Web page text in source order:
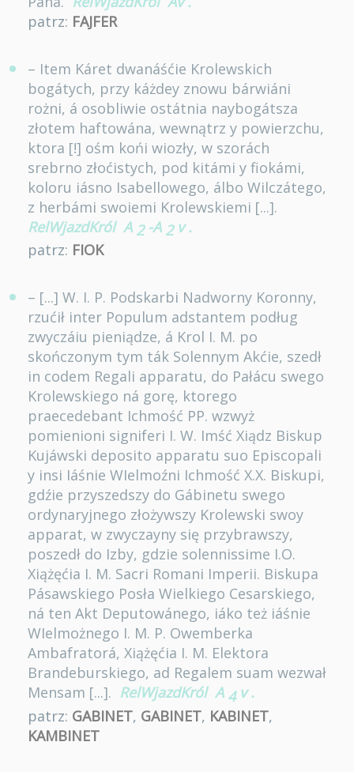
patrz: FAJFER
– Item Káret dwanáśćie Krolewskich
bogátych, przy káżdey znowu bárwiáni
rożni, á osobliwie ostátnia naybogátsza
złotem haftowána, wewnątrz y powierzchu,
ktora [!] ośm końi wiozły, w szorách
srebrno złoćistych, pod kitámi y fiokámi,
koloru iásno Isabellowego, álbo Wilczátego,
z herbámi swoiemi Krolewskiemi [...].
RelWjazdKról A 2 -A 2 v .
patrz: FIOK
– [...] W. I. P. Podskarbi Nadworny Koronny,
rzućił inter Populum adstantem podług
zwyczáiu pieniądze, á Krol I. M. po
skończonym tym ták Solennym Akćie, szedł
in codem Regali apparatu, do Pałácu swego
Krolewskiego ná gorę, ktorego
praecedebant Ichmość PP. wzwyż
pomienioni signiferi I. W. Imść Xiądz Biskup
Kujáwski deposito apparatu suo Episcopali
y insi Iáśnie WIelmoźni Ichmość X.X. Biskupi,
gdźie przyszedszy do Gábinetu swego
ordynaryjnego złożywszy Krolewski swoy
apparat, w zwyczayny się przybrawszy,
poszedł do Izby, gdzie solennissime I.O.
Xiążęćia I. M. Sacri Romani Imperii. Biskupa
Pásawskiego Posła Wielkiego Cesarskiego,
ná ten Akt Deputowánego, iáko też iáśnie
WIelmożnego I. M. P. Owemberka
Ambafratorá, Xiążęćia I. M. Elektora
Brandeburskiego, ad Regalem suam wezwał
Mensam [...]. RelWjazdKról A 4 v .
patrz: GABINET, GABINET, KABINET,
KAMBINET